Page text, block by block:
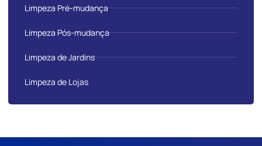
Limpeza Pré-mudança
Limpeza Pós-mudança
Limpeza de Jardins
Limpeza de Lojas